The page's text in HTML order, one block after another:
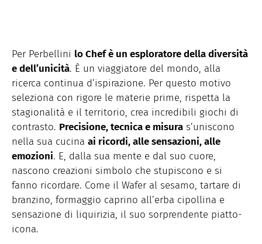
Per Perbellini lo Chef è un esploratore della diversità
e dell’unicità. È un viaggiatore del mondo, alla
ricerca continua d’ispirazione. Per questo motivo
seleziona con rigore le materie prime, rispetta la
stagionalità e il territorio, crea incredibili giochi di
contrasto. Precisione, tecnica e misura s’uniscono
nella sua cucina ai ricordi, alle sensazioni, alle
emozioni. E, dalla sua mente e dal suo cuore,
nascono creazioni simbolo che stupiscono e si
fanno ricordare. Come il Wafer al sesamo, tartare di
branzino, formaggio caprino all’erba cipollina e
sensazione di liquirizia, il suo sorprendente piatto-
icona.